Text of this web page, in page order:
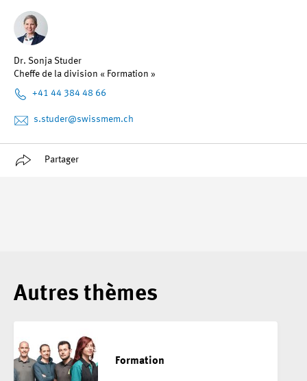
Dr. Sonja Studer
Cheffe de la division « Formation »
+41 44 384 48 66
s.studer@swissmem.ch
Partager
Autres thèmes
Formation